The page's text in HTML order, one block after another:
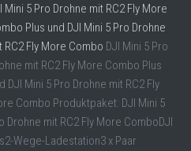
Mini 5 Pro Drohne mit RC2 Fly More
Plus und DJI Mini 5 Pro Drohne
RC2 Fly More Combo DJI Mini 5 Pro
mit RC2 Fly More Combo Plus
DJI Mini 5 Pro Drohne mit RC2 Fly
Combo Produktpaket: DJI Mini 5
Drohne mit RC2 Fly More ComboDJI
Wege-Ladestation3 x Paar